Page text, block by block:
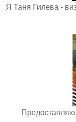
Я Таня Гилева -
Предоставляю